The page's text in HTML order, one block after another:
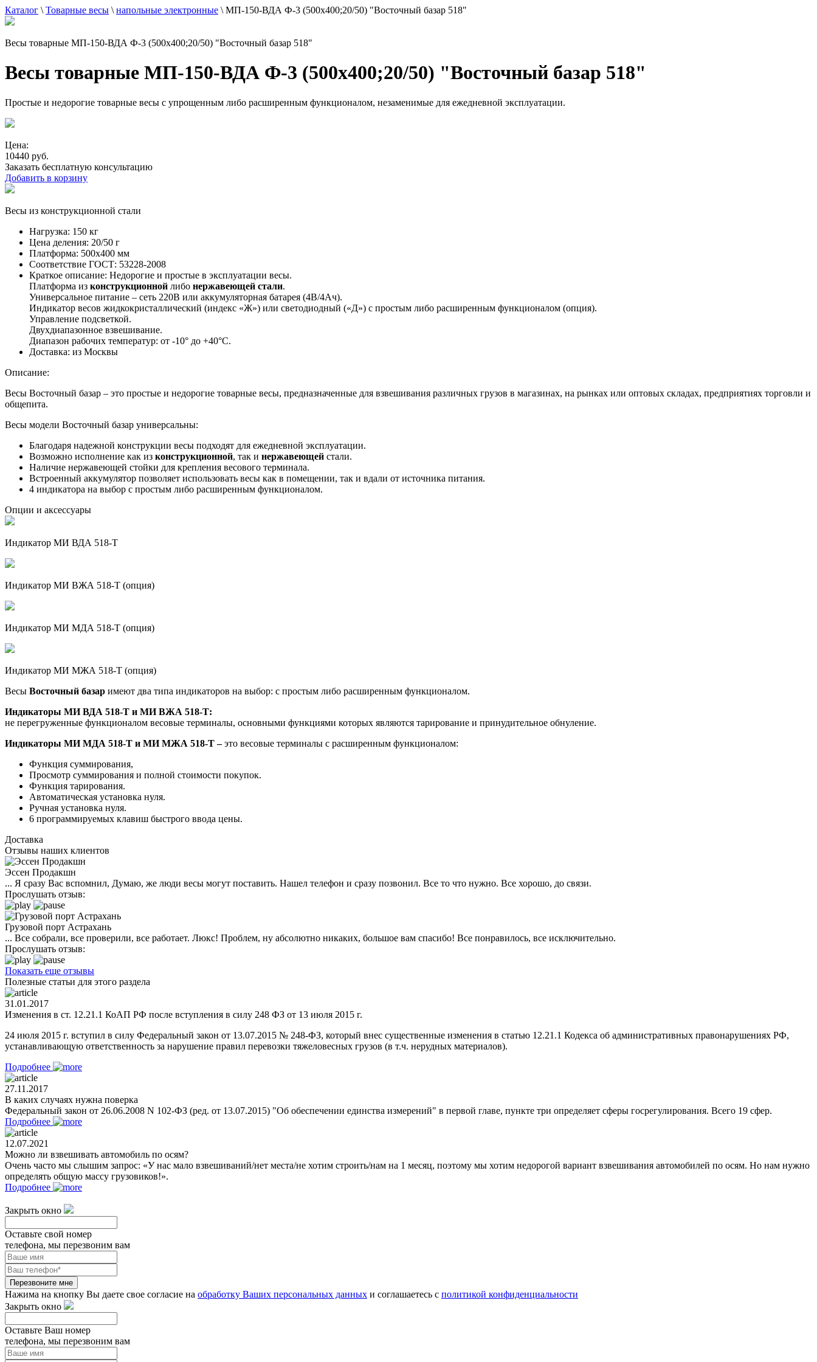
Каталог \ Товарные весы \ напольные электронные \ МП-150-ВДА Ф-3 (500х400;20/50) "Восточный базар 518"
Весы товарные МП-150-ВДА Ф-3 (500х400;20/50) "Восточный базар 518"
Весы товарные МП-150-ВДА Ф-3 (500х400;20/50) "Восточный базар 518"
Простые и недорогие товарные весы с упрощенным либо расширенным функционалом, незаменимые для ежедневной эксплуатации.
Цена:
10440 руб.
Заказать бесплатную консультацию
Добавить в корзину
Весы из конструкционной стали
Нагрузка: 150 кг
Цена деления: 20/50 г
Платформа: 500х400 мм
Соответствие ГОСТ: 53228-2008
Краткое описание: Недорогие и простые в эксплуатации весы.
Платформа из конструкционной либо нержавеющей стали.
Универсальное питание – сеть 220В или аккумуляторная батарея (4В/4Ач).
Индикатор весов жидкокристаллический (индекс «Ж») или светодиодный («Д») с простым либо расширенным функционалом (опция).
Управление подсветкой.
Двухдиапазонное взвешивание.
Диапазон рабочих температур: от -10° до +40°C.
Доставка: из Москвы
Описание:
Весы Восточный базар – это простые и недорогие товарные весы, предназначенные для взвешивания различных грузов в магазинах, на рынках или оптовых складах, предприятиях торговли и
общепита.
Весы модели Восточный базар универсальны:
Благодаря надежной конструкции весы подходят для ежедневной эксплуатации.
Возможно исполнение как из конструкционной, так и нержавеющей стали.
Наличие нержавеющей стойки для крепления весового терминала.
Встроенный аккумулятор позволяет использовать весы как в помещении, так и вдали от источника питания.
4 индикатора на выбор с простым либо расширенным функционалом.
Опции и аксессуары
Индикатор МИ ВДА 518-Т
Индикатор МИ ВЖА 518-Т (опция)
Индикатор МИ МДА 518-Т (опция)
Индикатор МИ МЖА 518-Т (опция)
Весы Восточный базар имеют два типа индикаторов на выбор: с простым либо расширенным функционалом.
Индикаторы МИ ВДА 518-Т и МИ ВЖА 518-Т:
не перегруженные функционалом весовые терминалы, основными функциями которых являются тарирование и принудительное обнуление.
Индикаторы МИ МДА 518-Т и МИ МЖА 518-Т –это весовые терминалы с расширенным функционалом:
Функция суммирования,
Просмотр суммирования и полной стоимости покупок.
Функция тарирования.
Автоматическая установка нуля.
Ручная установка нуля.
6 программируемых клавиш быстрого ввода цены.
Доставка
Отзывы наших клиентов
Эссен Продакшн
... Я сразу Вас вспомнил, Думаю, же люди весы могут поставить. Нашел телефон и сразу позвонил. Все то что нужно. Все хорошо, до связи.
Прослушать отзыв:
Грузовой порт Астрахань
... Все собрали, все проверили, все работает. Люкс! Проблем, ну абсолютно никаких, большое вам спасибо! Все понравилось, все исключительно.
Прослушать отзыв:
Показать еще отзывы
Полезные статьи для этого раздела
31.01.2017
Изменения в ст. 12.21.1 КоАП РФ после вступления в силу 248 ФЗ от 13 июля 2015 г.
24 июля 2015 г. вступил в силу Федеральный закон от 13.07.2015 № 248-ФЗ, который внес существенные изменения в статью 12.21.1 Кодекса об административных правонарушениях РФ,
устанавливающую ответственность за нарушение правил перевозки тяжеловесных грузов (в т.ч. нерудных материалов).
Подробнее
27.11.2017
В каких случаях нужна поверка
Федеральный закон от 26.06.2008 N 102-ФЗ (ред. от 13.07.2015) "Об обеспечении единства измерений" в первой главе, пункте три определяет сферы госрегулирования. Всего 19 сфер.
Подробнее
12.07.2021
Можно ли взвешивать автомобиль по осям?
Очень часто мы слышим запрос: «У нас мало взвешиваний/нет места/не хотим строить/нам на 1 месяц, поэтому мы хотим недорогой вариант взвешивания автомобилей по осям. Но нам нужно
определять общую массу грузовиков!».
Подробнее
Закрыть окно
Оставьте свой номер
телефона, мы перезвоним вам
Перезвоните мне
Нажима на кнопку Вы даете свое согласие на обработку Ваших персональных данных и соглашаетесь с политикой конфиденциальности
Закрыть окно
Оставьте Ваш номер
телефона, мы перезвоним вам